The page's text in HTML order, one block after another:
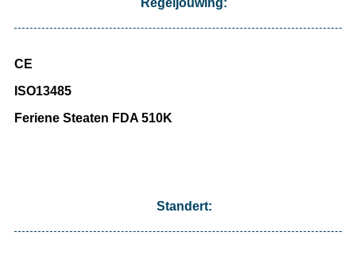
Regeljouwing:
CE
ISO13485
Feriene Steaten FDA 510K
Standert: